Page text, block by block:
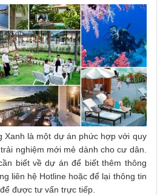
Xanh là một dự án phức hợp với quy
nghiệm mới mẻ dành cho cư dân.
biết về dự án để biết thêm thông
liên hệ Hotline hoặc để lại thông tin
được tư vấn trực tiếp.